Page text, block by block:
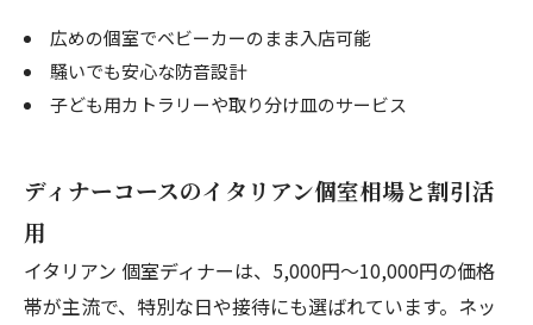
広めの個室でベビーカーのまま入店可能
騒いでも安心な防音設計
子ども用カトラリーや取り分け皿のサービス
ディナーコースのイタリアン個室相場と割引活
用
イタリアン 個室ディナーは、5,000円～10,000円の価格
帯が主流で、特別な日や接待にも選ばれています。ネッ